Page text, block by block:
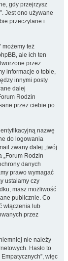
gdy przejrzysz
Jest ono używane
przeczytane i
możemy też
ale ich ten
przez
informacje o tobie,
innymi posty
dalej
Rodzin
przez ciebie po
nazwę
do logowania
zwany dalej „twój
„Forum Rodzin
danych
prawo wymagać
ustalamy czy
masz możliwość
publicznie. Co
włączenia lub
przez
nie należy
Hasło to
więc